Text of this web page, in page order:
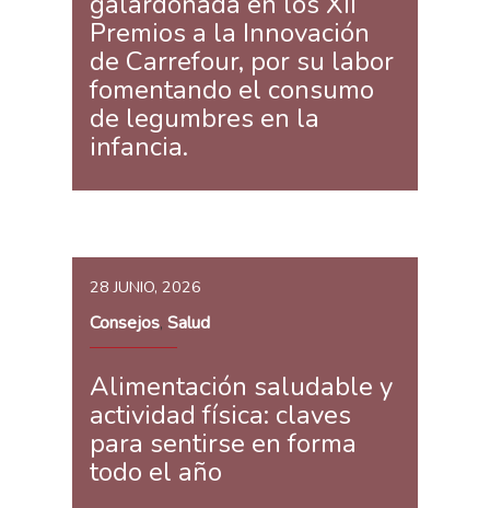
Premios a la Innovación
de Carrefour, por su labor
fomentando el consumo
de legumbres en la
infancia.
28 JUNIO, 2026
Consejos, Salud
Alimentación saludable y
actividad física: claves
para sentirse en forma
todo el año